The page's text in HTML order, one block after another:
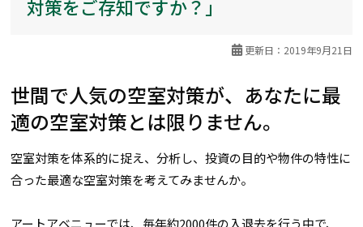
対策をご存知ですか？」
更新日：2019年9月21日
世間で人気の空室対策が、あなたに最
適の空室対策とは限りません。
空室対策を体系的に捉え、分析し、投資の目的や物件の特性に
合った最適な空室対策を考えてみませんか。
アートアベニューでは、毎年約2000件の入退去を行う中で、